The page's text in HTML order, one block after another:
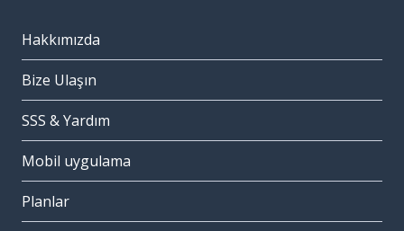
Hakkımızda
Bize Ulaşın
SSS & Yardım
Mobil uygulama
Planlar